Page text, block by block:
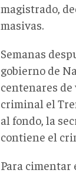
magistrado,
masivas.
Semanas
gobierno de
centenares
criminal el
al fondo, la
contiene el
Para